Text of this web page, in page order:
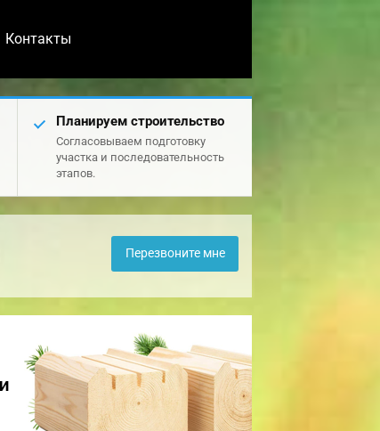
Контакты
Планируем строительство
Согласовываем подготовку
участка и последовательность
этапов.
Перезвоните мне